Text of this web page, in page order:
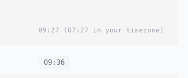
09:27 (07:27 in your timezone)
09:36